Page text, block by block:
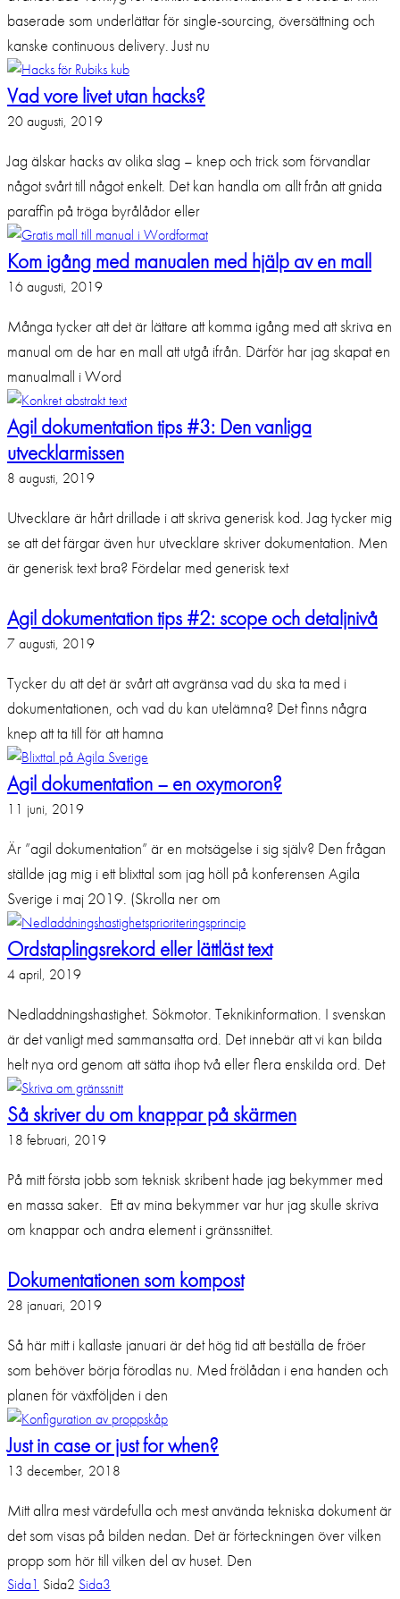
baserade som underlättar för single-sourcing, översättning och
kanske continuous delivery. Just nu
Vad vore livet utan hacks?
20 augusti, 2019
Jag älskar hacks av olika slag – knep och trick som förvandlar
något svårt till något enkelt. Det kan handla om allt från att gnida
paraffin på tröga byrålådor eller
Kom igång med manualen med hjälp av en mall
16 augusti, 2019
Många tycker att det är lättare att komma igång med att skriva en
manual om de har en mall att utgå ifrån. Därför har jag skapat en
manualmall i Word
Agil dokumentation tips #3: Den vanliga
utvecklarmissen
8 augusti, 2019
Utvecklare är hårt drillade i att skriva generisk kod. Jag tycker mig
se att det färgar även hur utvecklare skriver dokumentation. Men
är generisk text bra? Fördelar med generisk text
Agil dokumentation tips #2: scope och detaljnivå
7 augusti, 2019
Tycker du att det är svårt att avgränsa vad du ska ta med i
dokumentationen, och vad du kan utelämna? Det finns några
knep att ta till för att hamna
Agil dokumentation – en oxymoron?
11 juni, 2019
Är ”agil dokumentation” är en motsägelse i sig själv? Den frågan
ställde jag mig i ett blixttal som jag höll på konferensen Agila
Sverige i maj 2019. (Skrolla ner om
Ordstaplingsrekord eller lättläst text
4 april, 2019
Nedladdningshastighet. Sökmotor. Teknikinformation. I svenskan
är det vanligt med sammansatta ord. Det innebär att vi kan bilda
helt nya ord genom att sätta ihop två eller flera enskilda ord. Det
Så skriver du om knappar på skärmen
18 februari, 2019
På mitt första jobb som teknisk skribent hade jag bekymmer med
en massa saker. Ett av mina bekymmer var hur jag skulle skriva
om knappar och andra element i gränssnittet.
Dokumentationen som kompost
28 januari, 2019
Så här mitt i kallaste januari är det hög tid att beställa de fröer
som behöver börja förodlas nu. Med frölådan i ena handen och
planen för växtföljden i den
Just in case or just for when?
13 december, 2018
Mitt allra mest värdefulla och mest använda tekniska dokument är
det som visas på bilden nedan. Det är förteckningen över vilken
propp som hör till vilken del av huset. Den
Sida1 Sida2 Sida3